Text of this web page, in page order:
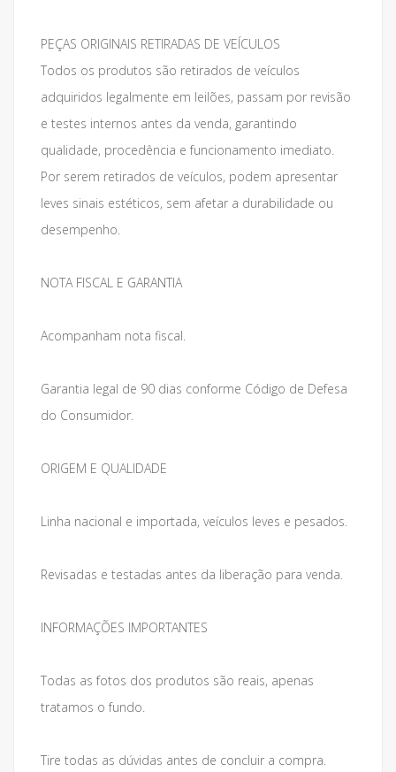
PEÇAS ORIGINAIS RETIRADAS DE VEÍCULOS
Todos os produtos são retirados de veículos
adquiridos legalmente em leilões, passam por revisão
e testes internos antes da venda, garantindo
qualidade, procedência e funcionamento imediato.
Por serem retirados de veículos, podem apresentar
leves sinais estéticos, sem afetar a durabilidade ou
desempenho.
NOTA FISCAL E GARANTIA
Acompanham nota fiscal.
Garantia legal de 90 dias conforme Código de Defesa
do Consumidor.
ORIGEM E QUALIDADE
Linha nacional e importada, veículos leves e pesados.
Revisadas e testadas antes da liberação para venda.
INFORMAÇÕES IMPORTANTES
Todas as fotos dos produtos são reais, apenas
tratamos o fundo.
Tire todas as dúvidas antes de concluir a compra.